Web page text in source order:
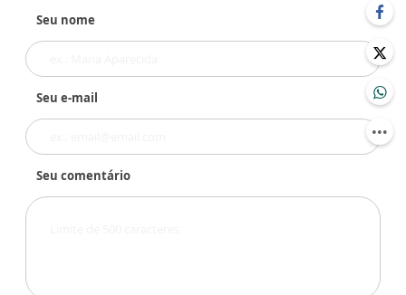
Seu nome
Seu e-mail
Seu comentário